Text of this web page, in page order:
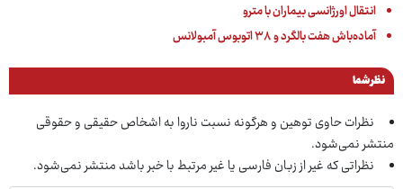
انتقال اورژانسی بیماران با مترو
آماده‌باش هفت بالگرد و ۳۸ اتوبوس آمبولانس
نظر شما
نظرات حاوی توهین و هرگونه نسبت ناروا به اشخاص حقیقی و حقوقی
منتشر نمی‌شود.
نظراتی که غیر از زبان فارسی یا غیر مرتبط با خبر باشد منتشر نمی‌شود.